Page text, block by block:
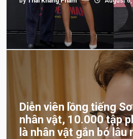
Diễn viên lồng tiếng
nhân vật, 10.000 tập
là nhân vật gắn bó lâu